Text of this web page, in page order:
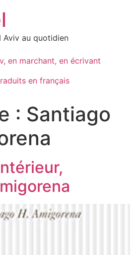
Aviv au quotidien
en marchant, en écrivant
en français
: Santiago